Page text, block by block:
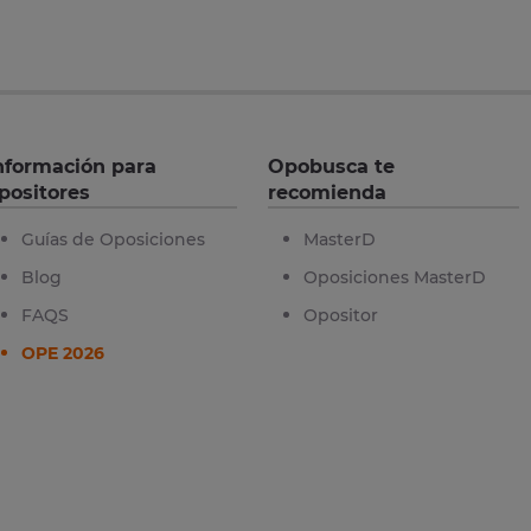
para
Guías de Oposiciones
Blog
FAQS
OPE 2026
Opobusca te
recomienda
MasterD
Oposiciones MasterD
Opositor